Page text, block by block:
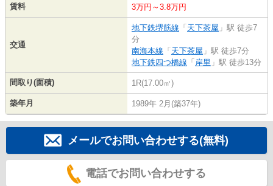
賃料 3万円～3.8万円
交通
地下鉄堺筋線 「 天下茶屋 」駅 徒歩7
分
南海本線 「 天下茶屋 」駅 徒歩7分
地下鉄四つ橋線 「 岸里 」駅 徒歩13分
間取り(面積) 1R(17.00㎡)
築年月 1989年 2月(築37年)
メールでお問い合わせする(無料)
電話でお問い合わせする